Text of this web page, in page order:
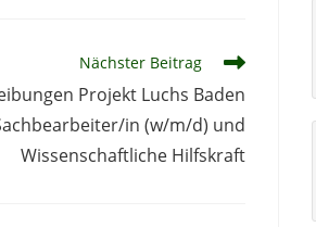
Nächster Beitrag
Projekt Luchs Baden
in (w/m/d) und
Wissenschaftliche Hilfskraft